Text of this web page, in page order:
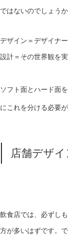
ではないのでしょう
デザイン＝デザイナ
設計＝その世界観を
ソフト面とハード面
にこれを分ける必要
店舗デザ
飲食店では、必ずし
方が多いはずです。